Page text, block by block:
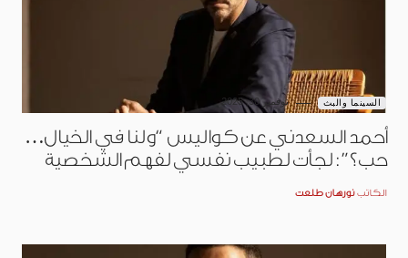
السينما والبث نوفمبر 30, 2025
أحمد السعدني عن كواليس “ولنا في الخيال…
حب؟”: لجأت لطبيب نفسي لفهم الشخصية
الكاتب نورهان طلعت